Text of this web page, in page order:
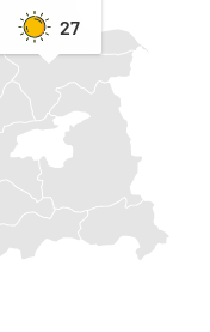
27